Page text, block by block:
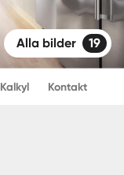
Alla bilder 19
Kalkyl Kontakt